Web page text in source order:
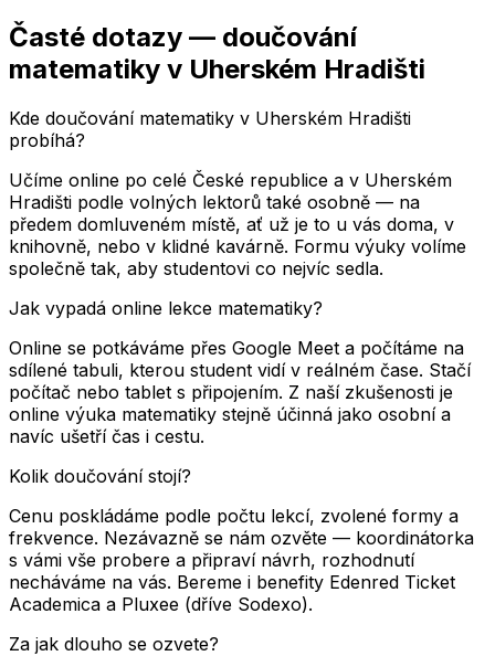
Časté dotazy — doučování
matematiky v Uherském Hradišti
Kde doučování matematiky v Uherském Hradišti
probíhá?
Učíme online po celé České republice a v Uherském
Hradišti podle volných lektorů také osobně — na
předem domluveném místě, ať už je to u vás doma, v
knihovně, nebo v klidné kavárně. Formu výuky volíme
společně tak, aby studentovi co nejvíc sedla.
Jak vypadá online lekce matematiky?
Online se potkáváme přes Google Meet a počítáme na
sdílené tabuli, kterou student vidí v reálném čase. Stačí
počítač nebo tablet s připojením. Z naší zkušenosti je
online výuka matematiky stejně účinná jako osobní a
navíc ušetří čas i cestu.
Kolik doučování stojí?
Cenu poskládáme podle počtu lekcí, zvolené formy a
frekvence. Nezávazně se nám ozvěte — koordinátorka
s vámi vše probere a připraví návrh, rozhodnutí
necháváme na vás. Bereme i benefity Edenred Ticket
Academica a Pluxee (dříve Sodexo).
Za jak dlouho se ozvete?